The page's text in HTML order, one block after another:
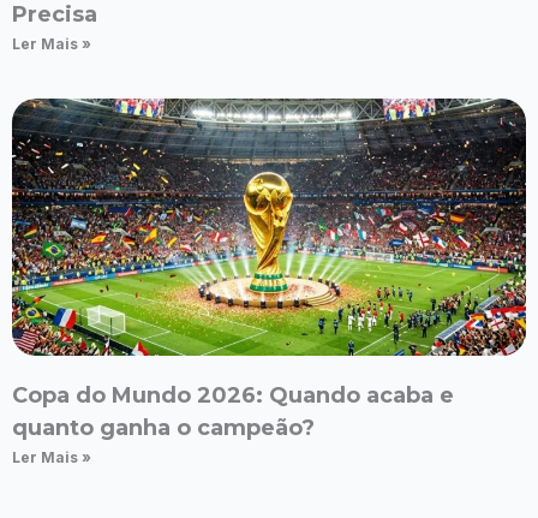
Precisa
Ler Mais »
Copa do Mundo 2026: Quando acaba e
quanto ganha o campeão?
Ler Mais »